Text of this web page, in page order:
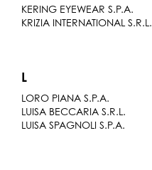
KERING EYEWEAR S.P.A.
KRIZIA INTERNATIONAL S.R.L.
L
LORO PIANA S.P.A.
LUISA BECCARIA S.R.L.
LUISA SPAGNOLI S.P.A.